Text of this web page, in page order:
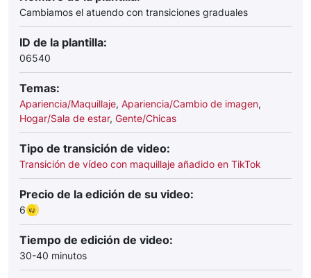
Cambiamos el atuendo con transiciones graduales
ID de la plantilla:
06540
Temas:
Apariencia/Maquillaje, Apariencia/Cambio de imagen,
Hogar/Sala de estar, Gente/Chicas
Tipo de transición de video:
Transición de vídeo con maquillaje añadido en TikTok
Precio de la edición de su video:
6
Tiempo de edición de video:
30-40 minutos